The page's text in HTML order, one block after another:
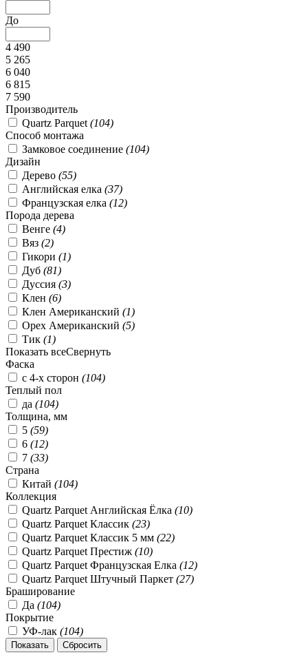
До
4 490
5 265
6 040
6 815
7 590
Производитель
Quartz Parquet (104)
Способ монтажа
Замковое соединение (104)
Дизайн
Дерево (55)
Английская елка (37)
Французская елка (12)
Порода дерева
Венге (4)
Вяз (2)
Гикори (1)
Дуб (81)
Дуссия (3)
Клен (6)
Клен Американский (1)
Орех Американский (5)
Тик (1)
Показать всеСвернуть
Фаска
с 4-х сторон (104)
Теплый пол
да (104)
Толщина, мм
5 (59)
6 (12)
7 (33)
Страна
Китай (104)
Коллекция
Quartz Parquet Английская Ёлка (10)
Quartz Parquet Классик (23)
Quartz Parquet Классик 5 мм (22)
Quartz Parquet Престиж (10)
Quartz Parquet Французская Елка (12)
Quartz Parquet Штучный Паркет (27)
Браширование
Да (104)
Покрытие
УФ-лак (104)